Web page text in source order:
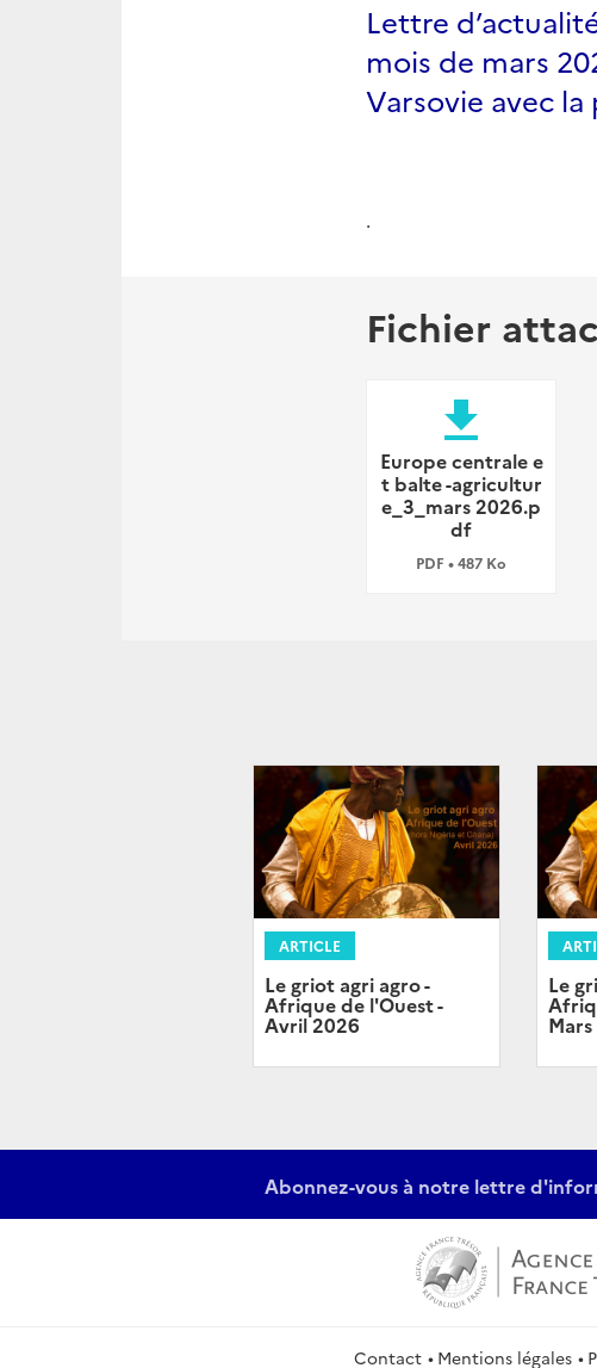
Lettre
mois de mars
Varsovie avec
.
Fichier
file_download
Europe centrale e
t balte -agricultur
e_3_mars 2026.p
df
PDF • 487 Ko
ARTICLE
Le griot agri agro -
Afrique de l'Ouest -
Avril 2026
Le
Abonnez-vous à notre lettre
Contact Mentions légales